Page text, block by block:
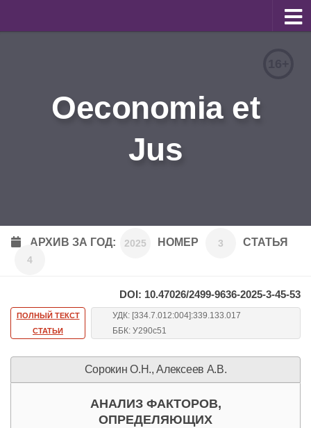
Для авторов
Архив
Oeconomia et
Jus
АРХИВ ЗА ГОД: 2025 НОМЕР 3 СТАТЬЯ
4
DOI: 10.47026/2499-9636-2025-3-45-53
ПОЛНЫЙ ТЕКСТ
СТАТЬИ
УДК: [334.7.012:004]:339.133.017
ББК: У290с51
Сорокин О.Н., Алексеев А.В.
АНАЛИЗ ФАКТОРОВ,
ОПРЕДЕЛЯЮЩИХ